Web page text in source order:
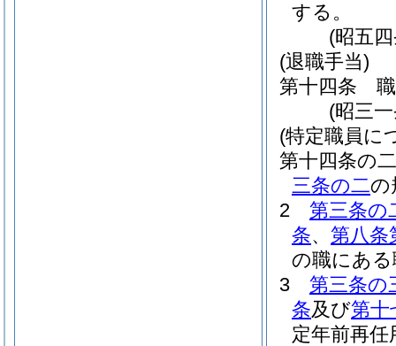
する。
(昭五
(退職手当)
第十四条
(昭三
(特定職員に
第十四条の二
三条の二の
2
第三条の
条、 第八条
の職にあ
3
第三条の
条及び第十
定年前再